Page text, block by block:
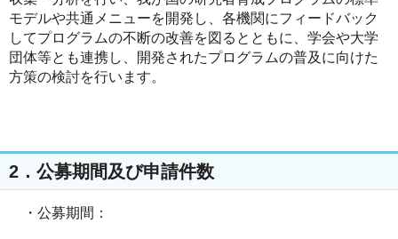
モデルや共通メニューを開発し、各機関にフィードバック
してプログラムの不断の改善を図るとともに、学会や大学
団体等とも連携し、開発されたプログラムの普及に向けた
方策の検討を行います。
2．公募期間及び申請件数
・公募期間：